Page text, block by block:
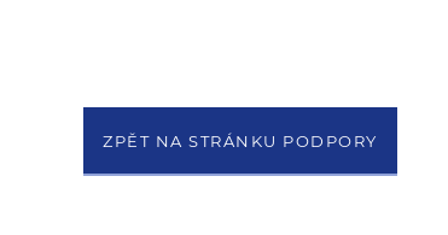
ZPĚT NA STRÁNKU PODPORY